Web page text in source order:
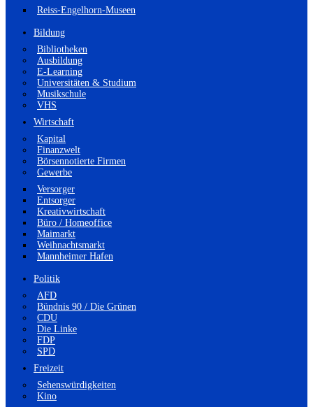
Reiss-Engelhorn-Museen
Bildung
Bibliotheken
Ausbildung
E-Learning
Universitäten & Studium
Musikschule
VHS
Wirtschaft
Kapital
Finanzwelt
Börsennotierte Firmen
Gewerbe
Versorger
Entsorger
Kreativwirtschaft
Büro / Homeoffice
Maimarkt
Weihnachtsmarkt
Mannheimer Hafen
Politik
AFD
Bündnis 90 / Die Grünen
CDU
Die Linke
FDP
SPD
Freizeit
Sehenswürdigkeiten
Kino